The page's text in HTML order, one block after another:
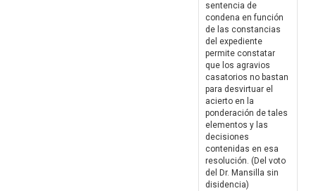
sentencia de
condena en función
de las constancias
del expediente
permite constatar
que los agravios
casatorios no bastan
para desvirtuar el
acierto en la
ponderación de tales
elementos y las
decisiones
contenidas en esa
resolución. (Del voto
del Dr. Mansilla sin
disidencia)